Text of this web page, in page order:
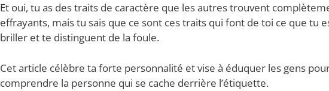
Et oui, tu as des traits de caractère que les autres trouvent
effrayants, mais tu sais que ce sont ces traits qui font de toi ce que tu
briller et te distinguent de la foule.
Cet article célèbre ta forte personnalité et vise à éduquer les gens
comprendre la personne qui se cache derrière l’étiquette.